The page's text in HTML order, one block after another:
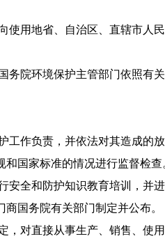
使用地省、自治区、直辖市人
务院环境保护主管部门依照有
工作负责，并依法对其造成的
国家标准的情况进行监督检查
安全和防护知识教育培训，并
国务院有关部门制定并公布。
，对直接从事生产、销售、使